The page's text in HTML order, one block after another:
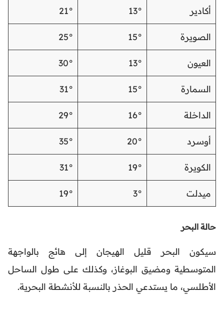
أكادير 13°
21°
الصويرة 15°
25°
العيون 13°
30°
السمارة 15°
31°
الداخلة 16°
29°
أوسرد 20°
35°
الكويرة 19°
31°
ميدلت 3°
19°
حالة البحر
سيكون البحر قليل الهيجان إلى هائج بالواجهة
المتوسطية ومضيق البوغاز، وكذلك على طول الساحل
الأطلسي، ما يستدعي الحذر بالنسبة للأنشطة البحرية.